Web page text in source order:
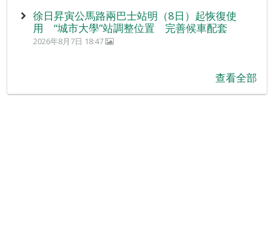
徐日昇寅公馬路兩巴士站明（8日）起恢復使
用 “城市大學”站調整位置 完善候車配套
2026年8月7日 18:47
查看全部